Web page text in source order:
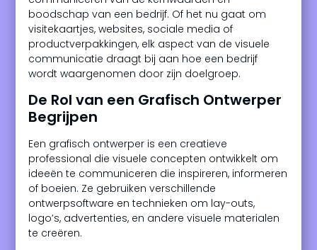
boodschap van een bedrijf. Of het nu gaat om
visitekaartjes, websites, sociale media of
productverpakkingen, elk aspect van de visuele
communicatie draagt bij aan hoe een bedrijf
wordt waargenomen door zijn doelgroep.
De Rol van een Grafisch Ontwerper
Begrijpen
Een grafisch ontwerper is een creatieve
professional die visuele concepten ontwikkelt om
ideeën te communiceren die inspireren, informeren
of boeien. Ze gebruiken verschillende
ontwerpsoftware en technieken om lay-outs,
logo’s, advertenties, en andere visuele materialen
te creëren.